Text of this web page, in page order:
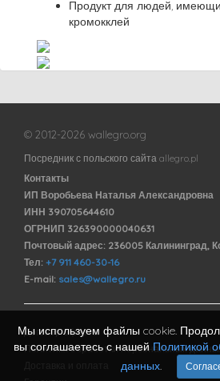
Продукт для людей,
кромокклей
© 2012-2026 wallegro.org
Посредник с польского сайта allegro.pl
Контакты
ИП Воробьева Наталья Александровна
ИНН 390705644610
ОГРНИП 326390000040631
Почтовый адрес: 236005 Калининград,
Тел: +7 911 460-30-16
E-mail: sales@wallegro.ru
Договор оферты
Политика обработки персональных
Мы используем файлы cookie.
вы соглашаетесь с нашей Политикой
данных